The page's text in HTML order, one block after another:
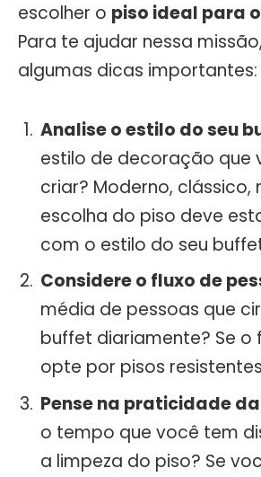
escolher o piso ideal para
Para te ajudar nessa
algumas dicas importantes:
Analise o estilo do seu
estilo de decoração que
criar? Moderno, clássico,
escolha do piso deve
com o estilo do seu
Considere o fluxo de
média de pessoas que
buffet diariamente? Se o
opte por pisos
Pense na praticidade
o tempo que você tem
a limpeza do piso? Se